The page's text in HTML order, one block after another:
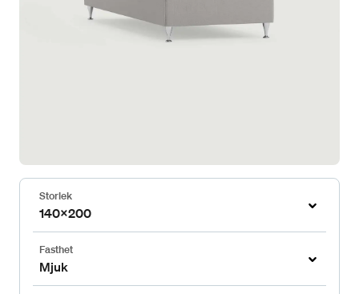
Storlek
140x200
Fasthet
Mjuk